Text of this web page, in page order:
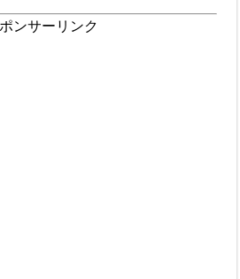
ンサーリンク